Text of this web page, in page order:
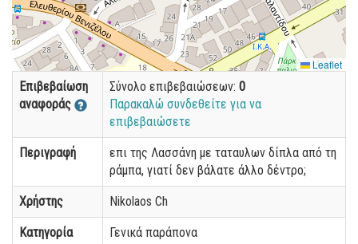
Leaflet
Επιβεβαίωση
αναφοράς
Σύνολο επιβεβαιώσεων: 0
Παρακαλώ συνδεθείτε για να
επιβεβαιώσετε
Περιγραφή
επι της Λασσάνη με ταταυλων δίπλα από τη
ράμπα, γιατί δεν βάλατε άλλο δέντρο;
Χρήστης Nikolaos Ch
Κατηγορία Γενικά παράπονα